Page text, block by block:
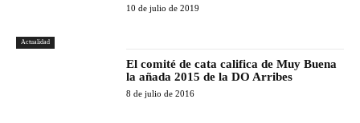
Actualidad
10 de julio de 2019
El comité de cata califica de Muy Buena
la añada 2015 de la DO Arribes
8 de julio de 2016